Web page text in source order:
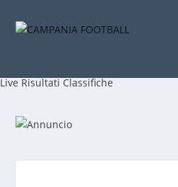
Live Risultati Classifiche